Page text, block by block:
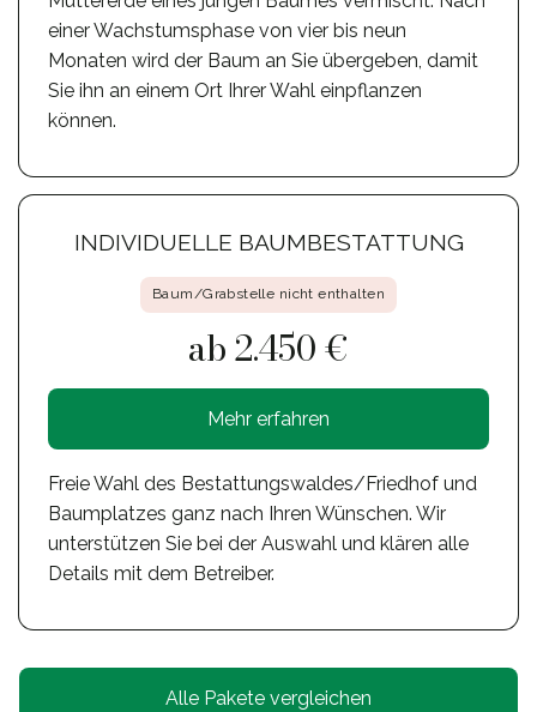
einer Wachstumsphase von vier bis neun
Monaten wird der Baum an Sie übergeben, damit
Sie ihn an einem Ort Ihrer Wahl einpflanzen
können.
INDIVIDUELLE BAUMBESTATTUNG
Baum/Grabstelle nicht enthalten
ab 2.450 €
Mehr erfahren
Freie Wahl des Bestattungswaldes/Friedhof und
Baumplatzes ganz nach Ihren Wünschen. Wir
unterstützen Sie bei der Auswahl und klären alle
Details mit dem Betreiber.
Alle Pakete vergleichen